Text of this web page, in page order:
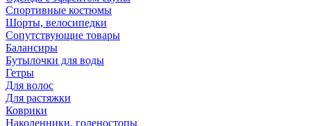
Спортивные костюмы
Шорты, велосипедки
Сопутствующие товары
Балансиры
Бутылочки для воды
Гетры
Для волос
Для растяжки
Коврики
Наколенники, голеностопы